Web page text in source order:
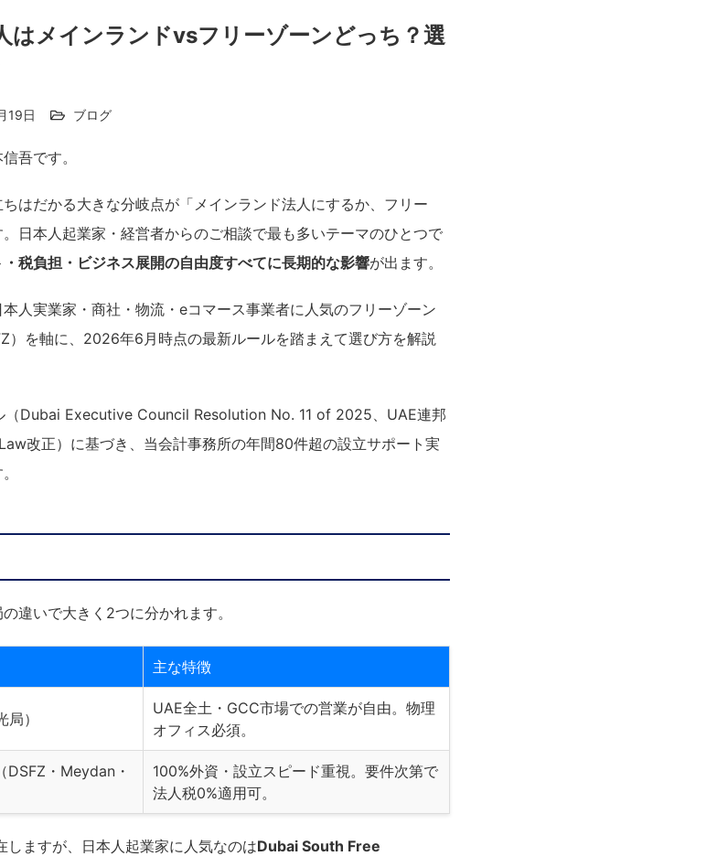
はメインランドvsフリーゾーンどっち？選
19日 ブログ
吾です。
はだかる大きな分岐点が「メインランド法人にするか、フリー
日本人起業家・経営者からのご相談で最も多いテーマのひとつで
税負担・ビジネス展開の自由度すべてに長期的な影響が出ます。
人実業家・商社・物流・eコマース事業者に人気のフリーゾーン
を軸に、2026年6月時点の最新ルールを踏まえて選び方を解説
（Dubai Executive Council Resolution No. 11 of 2025、UAE連邦
改正）に基づき、当会計事務所の年間80件超の設立サポート実
違いで大きく2つに分かれます。
主な特徴
）
UAE全土・GCC市場での営業が自由。物理
オフィス必須。
DSFZ・Meydan・
100%外資・設立スピード重視。要件次第で
法人税0%適用可。
ますが、日本人起業家に人気なのはDubai South Free